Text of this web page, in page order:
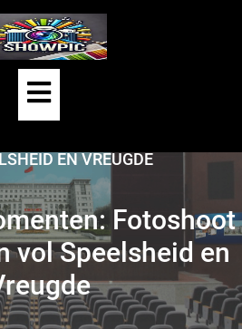
Open
Button
EN VREUGDE
Fotoshoot
vol Speelsheid en